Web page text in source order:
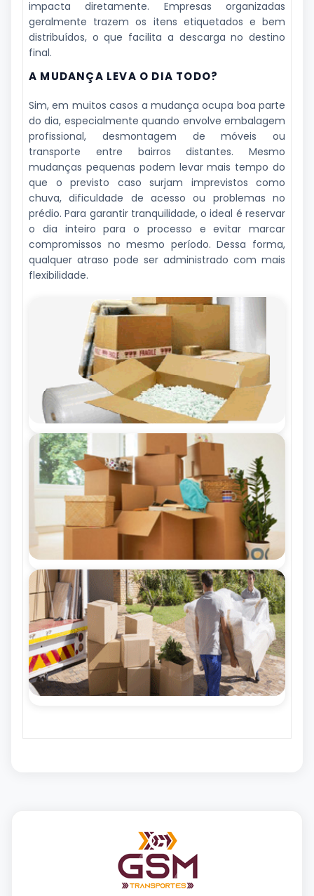
impacta diretamente. Empresas organizadas
geralmente trazem os itens etiquetados e bem
distribuídos, o que facilita a descarga no destino
final.
A MUDANÇA LEVA O DIA TODO?
Sim, em muitos casos a mudança ocupa boa parte
do dia, especialmente quando envolve embalagem
profissional, desmontagem de móveis ou
transporte entre bairros distantes. Mesmo
mudanças pequenas podem levar mais tempo do
que o previsto caso surjam imprevistos como
chuva, dificuldade de acesso ou problemas no
prédio. Para garantir tranquilidade, o ideal é reservar
o dia inteiro para o processo e evitar marcar
compromissos no mesmo período. Dessa forma,
qualquer atraso pode ser administrado com mais
flexibilidade.